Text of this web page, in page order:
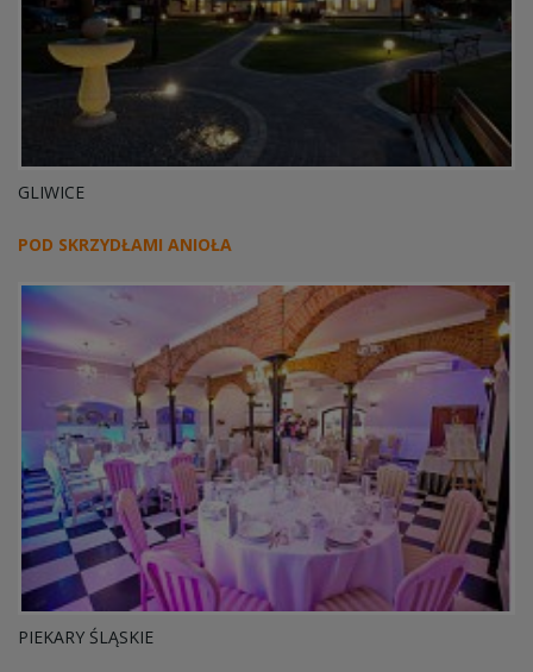
GLIWICE
POD SKRZYDŁAMI ANIOŁA
PIEKARY ŚLĄSKIE